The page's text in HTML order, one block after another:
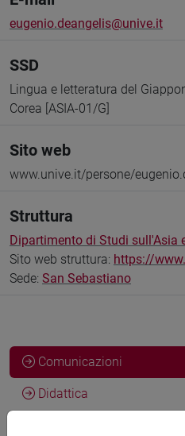
eugenio.deangelis@unive.it
SSD
Lingua e letteratura del
Corea [ASIA-01/G]
Sito web
www.unive.it/persone/
Struttura
Dipartimento di Studi sull'Asia
Sito web struttura: https://
Sede: San Sebastiano
Comunicazioni
Didattica